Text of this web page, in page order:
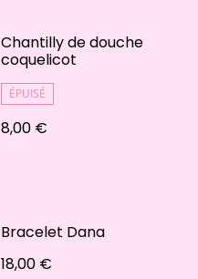
Chantilly de douche
coquelicot
ÉPUISÉ
8,00 €
Bracelet Dana
18,00 €